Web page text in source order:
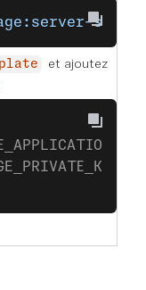
et ajoutez